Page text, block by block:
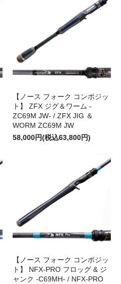
【ノース フォーク コンポジッ
ト】 ZFX ジグ＆ワーム -
ZC69M JW- / ZFX JIG ＆
WORM ZC69M JW
58,000円(税込63,800円)
【ノース フォーク コンポジッ
ト】 NFX-PRO フロッグ & ジ
ャンク -C69MH- / NFX-PRO